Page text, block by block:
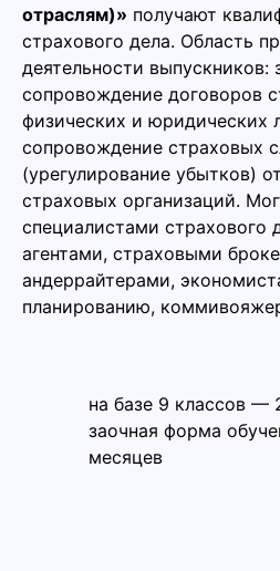
отраслям)» получают
страхового дела. Область
деятельности выпускников:
сопровождение договоров
физических и юридических
сопровождение страховых
(урегулирование убытков)
страховых организаций.
специалистами страхового
агентами, страховыми
андеррайтерами,
планированию,
на базе 9 классов —
заочная форма
месяцев